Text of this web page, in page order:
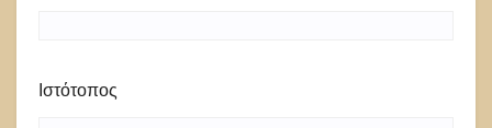
Ιστότοπος